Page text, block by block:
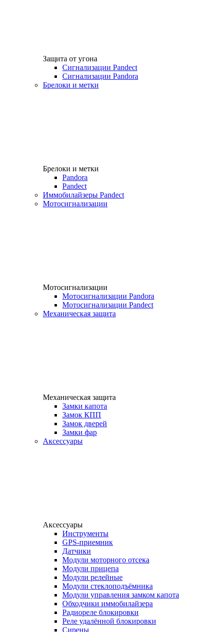
Защита от угона
Сигнализации Pandect
Сигнализации Pandora
Брелоки и метки
Брелоки и метки
Pandora
Pandect
Иммобилайзеры Pandect
Мотосигнализации
Мотосигнализации
Мотосигнализации Pandora
Мотосигнализации Pandect
Механическая защита
Механическая защита
Замки капота
Замок КПП
Замок дверей
Замки фар
Аксессуары
Аксессуары
Инструменты
GPS-приемник
Датчики
Модули моторного отсека
Модули прицепа
Модули релейные
Модули стеклоподъёмника
Модули управления замком капота
Обходчики иммобилайзера
Радиореле блокировки
Реле удалённой блокировки
Сирены